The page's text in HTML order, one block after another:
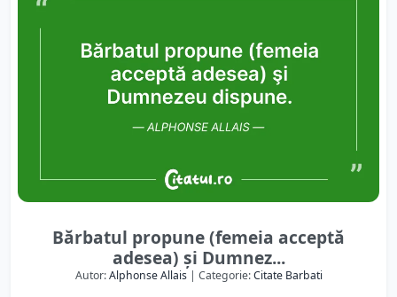
Bărbatul propune (femeia acceptă
adesea) şi Dumnez...
Autor:Alphonse Allais| Categorie:Citate Barbati